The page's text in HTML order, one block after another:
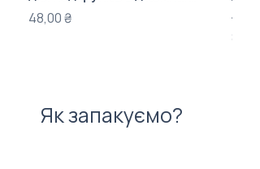
Ціна
48,00 ₴
Ціна
Як запакуємо?